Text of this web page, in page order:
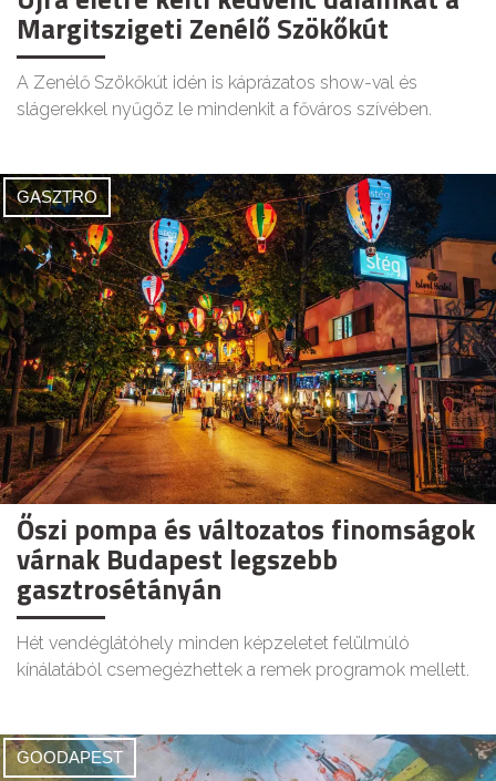
Margitszigeti Zenélő Szökőkút
A Zenélő Szökőkút idén is káprázatos show-val és
slágerekkel nyűgöz le mindenkit a főváros szívében.
GASZTRO
Őszi pompa és változatos finomságok
várnak Budapest legszebb
gasztrosétányán
Hét vendéglátóhely minden képzeletet felülmúló
kínálatából csemegézhettek a remek programok mellett.
GOODAPEST